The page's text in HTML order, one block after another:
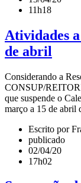
11h18
Atividades
de abril
Considerando a
CONSUP/
que suspende o
março a 15 de abril
Escrito por
publicado
02/04/20
17h02